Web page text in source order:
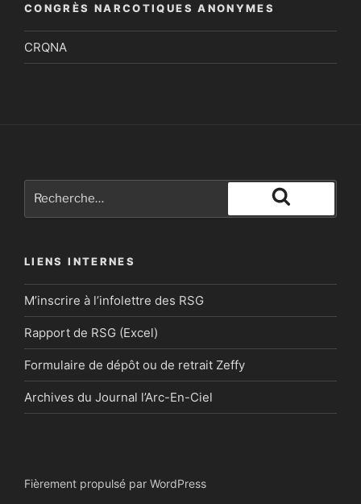
CONGRÈS NARCOTIQUES ANONYMES
CRQNA
pour
Recherche
LIENS INTERNES
M’inscrire à l’infolettre des RSG
Rapport de RSG (Excel)
Formulaire de dépôt ou de retrait Zeffy
Archives du Journal l’Arc-En-Ciel
Fièrement propulsé par WordPress